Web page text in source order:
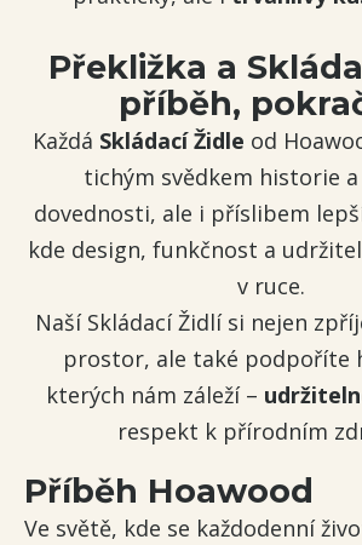
Překližka a
příběh,
Každá Skládací Židle od
tichým svědkem historie
dovednosti, ale i příslibem
kde design, funkčnost a
v ruce.
Naší Skládací Židlí si nejen
prostor, ale také podpoříte
kterých nám záleží –
respekt k přírodním
Příběh Hoawood
Ve světě, kde se každodenní